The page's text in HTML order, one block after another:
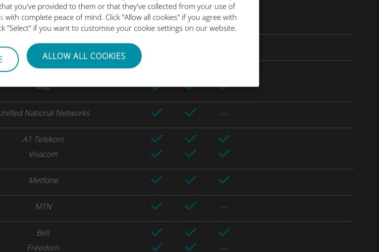
you've provided to them or that they've collected from your use of
with complete peace of mind. Click "Allow all cookies" if you agree with
"Select" if you want to customise your cookie settings on our website.
ALLOW ALL COOKIES
BH Telecom
HT Eronet
Orange
TIM Brasil
Vivo
National Networks
A1 Telekom
Vivacom
Metfone
MTN
Bell
Freedom